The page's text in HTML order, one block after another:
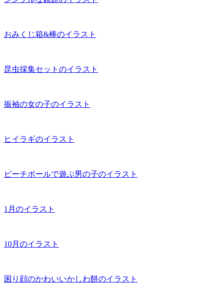
おみくじ箱&棒のイラスト
昆虫採集セットのイラスト
振袖の女の子のイラスト
ヒイラギのイラスト
ビーチボールで遊ぶ男の子のイラスト
1月のイラスト
10月のイラスト
困り顔のかわいいかしわ餅のイラスト